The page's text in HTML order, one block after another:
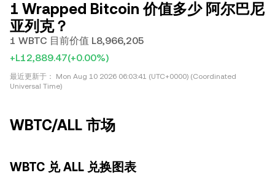
1 Wrapped Bitcoin 价值多少 阿尔巴尼
亚列克？
1 WBTC 目前价值 L8,966,205
+L12,889.47(+0.00%)
最近更新于：
Mon Aug 10 2026 06:03:41 (UTC+0000) (Coordinated
Universal Time)
WBTC/ALL 市场
WBTC 兑 ALL 兑换图表